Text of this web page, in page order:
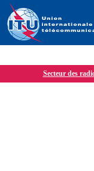
Secteur des